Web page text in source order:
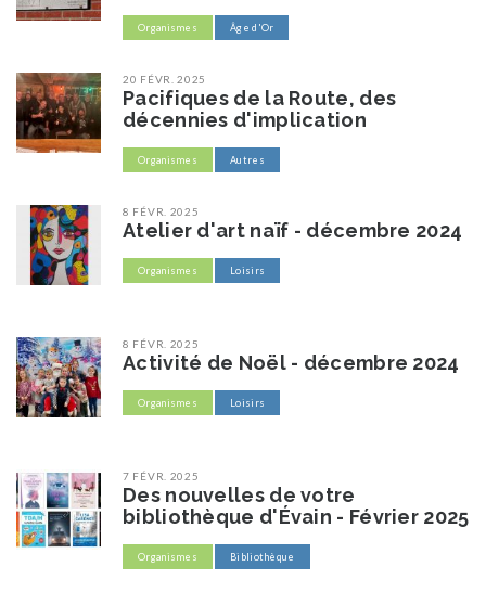
Organismes Âge d'Or
20 FÉVR. 2025
Pacifiques de la Route, des
décennies d'implication
Organismes Autres
8 FÉVR. 2025
Atelier d'art naïf - décembre 2024
Organismes Loisirs
8 FÉVR. 2025
Activité de Noël - décembre 2024
Organismes Loisirs
7 FÉVR. 2025
Des nouvelles de votre
bibliothèque d'Évain - Février 2025
Organismes Bibliothèque